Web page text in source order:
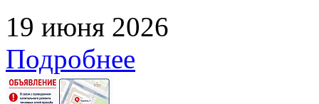
19 июня 2026
Подробнее